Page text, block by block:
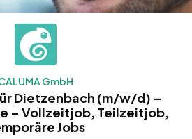
GmbH
Dietzenbach (m/w/d) –
– Vollzeitjob, Teilzeitjob,
Jobs